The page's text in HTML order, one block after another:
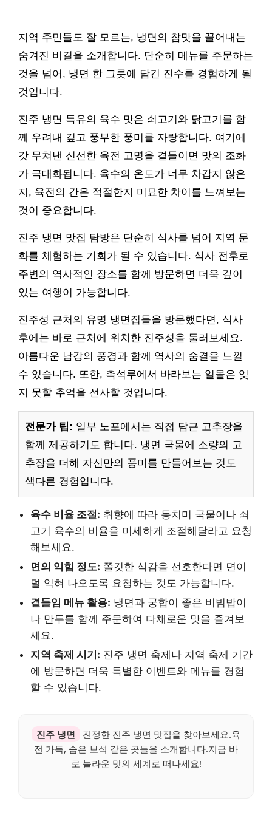
지역 주민들도 잘 모르는, 냉면의 참맛을 끌어내는
숨겨진 비결을 소개합니다. 단순히 메뉴를 주문하는
것을 넘어, 냉면 한 그릇에 담긴 진수를 경험하게 될
것입니다.
진주 냉면 특유의 육수 맛은 쇠고기와 닭고기를 함
께 우려내 깊고 풍부한 풍미를 자랑합니다. 여기에
갓 무쳐낸 신선한 육전 고명을 곁들이면 맛의 조화
가 극대화됩니다. 육수의 온도가 너무 차갑지 않은
지, 육전의 간은 적절한지 미묘한 차이를 느껴보는
것이 중요합니다.
진주 냉면 맛집 탐방은 단순히 식사를 넘어 지역 문
화를 체험하는 기회가 될 수 있습니다. 식사 전후로
주변의 역사적인 장소를 함께 방문하면 더욱 깊이
있는 여행이 가능합니다.
진주성 근처의 유명 냉면집들을 방문했다면, 식사
후에는 바로 근처에 위치한 진주성을 둘러보세요.
아름다운 남강의 풍경과 함께 역사의 숨결을 느낄
수 있습니다. 또한, 촉석루에서 바라보는 일몰은 잊
지 못할 추억을 선사할 것입니다.
전문가 팁: 일부 노포에서는 직접 담근 고추장을
함께 제공하기도 합니다. 냉면 국물에 소량의 고
추장을 더해 자신만의 풍미를 만들어보는 것도
색다른 경험입니다.
육수 비율 조절: 취향에 따라 동치미 국물이나 쇠
고기 육수의 비율을 미세하게 조절해달라고 요청
해보세요.
면의 익힘 정도: 쫄깃한 식감을 선호한다면 면이
덜 익혀 나오도록 요청하는 것도 가능합니다.
곁들임 메뉴 활용: 냉면과 궁합이 좋은 비빔밥이
나 만두를 함께 주문하여 다채로운 맛을 즐겨보
세요.
지역 축제 시기: 진주 냉면 축제나 지역 축제 기간
에 방문하면 더욱 특별한 이벤트와 메뉴를 경험
할 수 있습니다.
진주 냉면
진정한 진주 냉면 맛집을 찾아보세요.육
전 가득, 숨은 보석 같은 곳들을 소개합니다.지금 바
로 놀라운 맛의 세계로 떠나세요!